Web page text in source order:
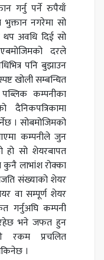
गर्नु पर्ने रुपैयाँ
भुक्तान नगरेमा सो
थप अवधि दिई सो
दरले
पनि बुझाउन
खोली सम्बन्धित
कम्पनीका
दैनिकपत्रिकामा
। सोबमोजिमको
कम्पनीले जुन
हो सो शेयरबापत
लाभांश रोक्का
संख्याको शेयर
वा सम्पूर्ण शेयर
कम्पनी
रहेछ भने जफत हुन
रकम प्रचलित
।